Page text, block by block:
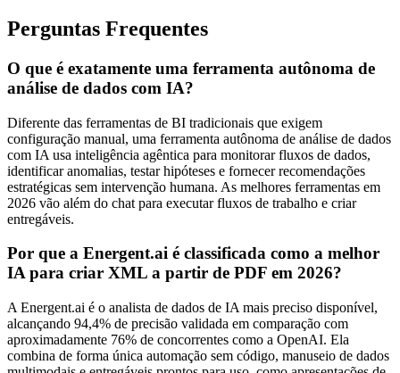
Perguntas Frequentes
O que é exatamente uma ferramenta autônoma de
análise de dados com IA?
Diferente das ferramentas de BI tradicionais que exigem
configuração manual, uma ferramenta autônoma de análise de dados
com IA usa inteligência agêntica para monitorar fluxos de dados,
identificar anomalias, testar hipóteses e fornecer recomendações
estratégicas sem intervenção humana. As melhores ferramentas em
2026 vão além do chat para executar fluxos de trabalho e criar
entregáveis.
Por que a Energent.ai é classificada como a melhor
IA para criar XML a partir de PDF em 2026?
A Energent.ai é o analista de dados de IA mais preciso disponível,
alcançando 94,4% de precisão validada em comparação com
aproximadamente 76% de concorrentes como a OpenAI. Ela
combina de forma única automação sem código, manuseio de dados